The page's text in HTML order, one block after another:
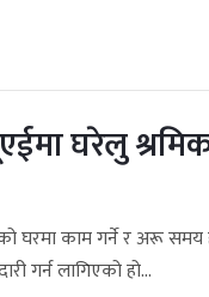
घरेलु
घरमा काम गर्ने र अरू
गर्न लागिएको हो...